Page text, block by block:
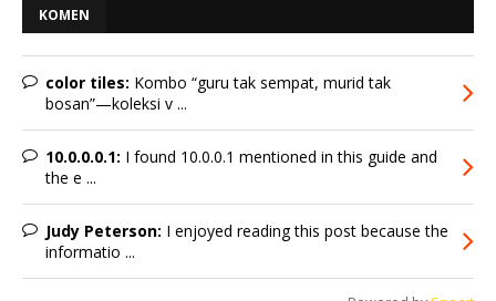
KOMEN
color tiles: Kombo “guru tak sempat, murid tak
bosan”—koleksi v ...
10.0.0.0.1: I found 10.0.0.1 mentioned in this guide and
the e ...
Judy Peterson: I enjoyed reading this post because the
informatio ...